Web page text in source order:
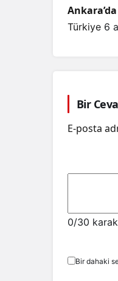
Türkiye 6
Bir
E-posta
0/30
Bir dahaki